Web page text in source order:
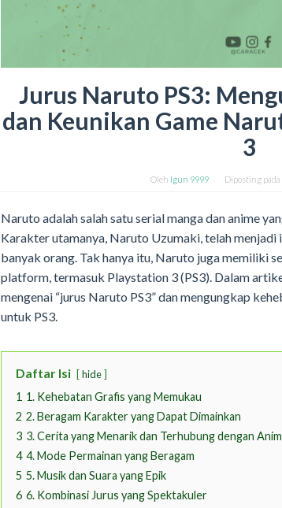
Jurus Naruto PS3:
dan Keunikan Game
3
Oleh Igun 9999 Diposting pada
Naruto adalah salah satu serial manga dan anime
Karakter utamanya, Naruto Uzumaki, telah
banyak orang. Tak hanya itu, Naruto juga memiliki
platform, termasuk Playstation 3 (PS3). Dalam
mengenai “jurus Naruto PS3” dan mengungkap
untuk PS3.
Daftar Isi hide
1 1. Kehebatan Grafis yang Memukau
2 2. Beragam Karakter yang Dapat Dimainkan
3 3. Cerita yang Menarik dan Terhubung dengan
4 4. Mode Permainan yang Beragam
5 5. Musik dan Suara yang Epik
6 6. Kombinasi Jurus yang Spektakuler